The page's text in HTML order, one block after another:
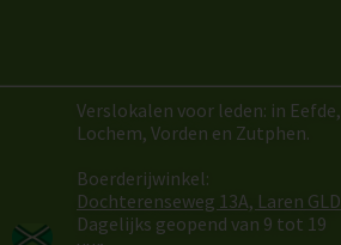
Verslokalen voor leden: in Eefde,
Lochem, Vorden en Zutphen.
Boerderijwinkel:
Dochterenseweg 13A, Laren GLD
Dagelijks geopend van 9 tot 19